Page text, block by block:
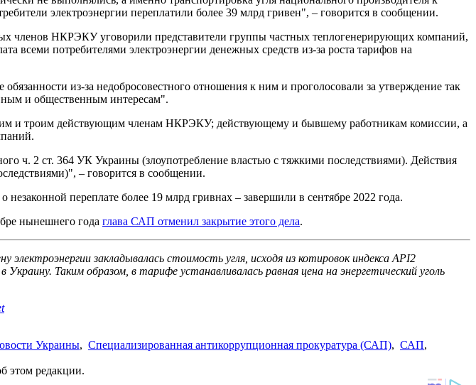
электроэнергии переплатили более 39 млрд гривен", – говорится в сообщении.
членов НКРЭКУ уговорили представители группы частных теплогенерирующих компаний,
всеми потребителями электроэнергии денежных средств из-за роста тарифов на
из-за недобросовестного отношения к ним и проголосовали за утверждение так
и общественным интересам".
и троим действующим членам НКРЭКУ; действующему и бывшему работникам комиссии, а
ч. 2 ст. 364 УК Украины (злоупотребление властью с тяжкими последствиями). Действия
– говорится в сообщении.
переплате более 19 млрд гривнах – завершили в сентябре 2022 года.
нынешнего года глава САП отменил закрытие этого дела.
закладывалась стоимость угля, исходя из котировок индекса API2
Таким образом, в тарифе устанавливалась равная цена на энергетический уголь
Украины, Специализированная антикоррупционная прокуратура (САП), САП,
этом редакции.